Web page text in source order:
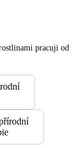
pracuji od